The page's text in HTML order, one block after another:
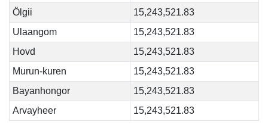
Ölgii
15,243,521.83
Ulaangom
15,243,521.83
Hovd
15,243,521.83
Murun-kuren
15,243,521.83
Bayanhongor
15,243,521.83
Arvayheer
15,243,521.83